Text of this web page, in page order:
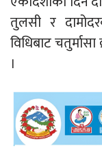
तुलसी र
विधिबाट
।